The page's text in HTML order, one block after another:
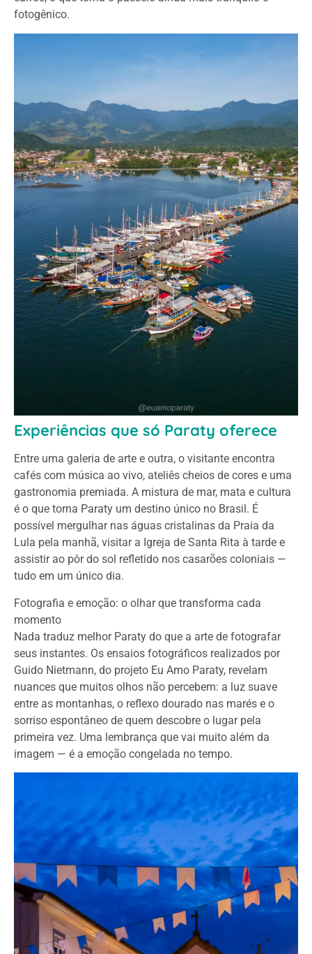
fotogênico.
Experiências que só Paraty oferece
Entre uma galeria de arte e outra, o visitante encontra
cafés com música ao vivo, ateliês cheios de cores e uma
gastronomia premiada. A mistura de mar, mata e cultura
é o que torna Paraty um destino único no Brasil. É
possível mergulhar nas águas cristalinas da Praia da
Lula pela manhã, visitar a Igreja de Santa Rita à tarde e
assistir ao pôr do sol refletido nos casarões coloniais —
tudo em um único dia.
Fotografia e emoção: o olhar que transforma cada
momento
Nada traduz melhor Paraty do que a arte de fotografar
seus instantes. Os ensaios fotográficos realizados por
Guido Nietmann, do projeto Eu Amo Paraty, revelam
nuances que muitos olhos não percebem: a luz suave
entre as montanhas, o reflexo dourado nas marés e o
sorriso espontâneo de quem descobre o lugar pela
primeira vez. Uma lembrança que vai muito além da
imagem — é a emoção congelada no tempo.